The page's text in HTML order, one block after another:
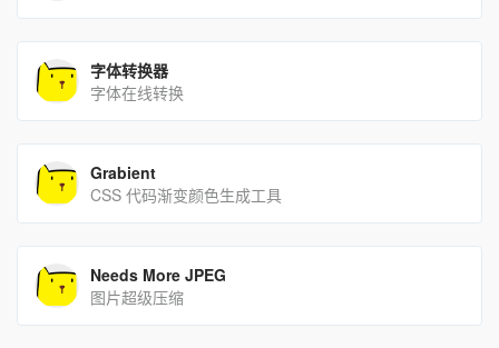
字体转换器
字体在线转换
Grabient
CSS 代码渐变颜色生成工具
Needs More JPEG
图片超级压缩